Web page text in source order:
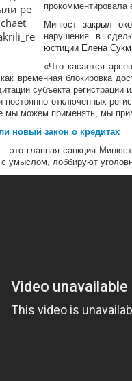
прокомментировала
Минюст закрыл
нарушения в
юстиции Елена
«Что касается
временная блокировка
субъекта
отключенных
мы можем применять, мы
новый закон о кредитах
главная санкция
умыслом, лоббируют